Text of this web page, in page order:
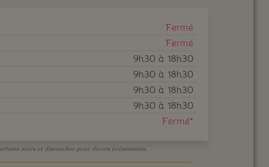
Fermé
Fermé
9h30 à 18h30
9h30 à 18h30
9h30 à 18h30
9h30 à 18h30
Fermé*
soirs et dimanches pour divers événements.